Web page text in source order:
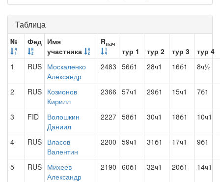
Таблица
№ Фед Имя
участника
Rнач
тур 1 тур 2 тур 3
тур 4
1
RUS Москаленко
Александр
2483 56б1 28ч1 16б1 8ч½
2 RUS Козионов
Кирилл
2366 57ч1 29б1 15ч1 7б1
3 FID
Волошкин
Даниил
2227 58б1 30ч1 18б1 10ч1
4 RUS Власов
Валентин
2200 59ч1 31б1 17ч1 9б1
5 RUS Михеев
Александр
2190 60б1 32ч1 20б1 14ч1